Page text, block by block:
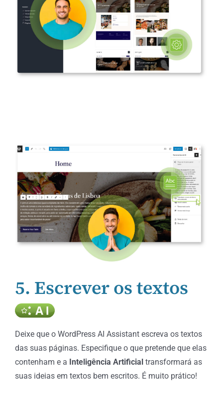
5. Escrever os textos
Deixe que o WordPress AI Assistant escreva os textos
das suas páginas. Especifique o que pretende que elas
contenham e a Inteligência Artificial transformará as
suas ideias em textos bem escritos. É muito prático!